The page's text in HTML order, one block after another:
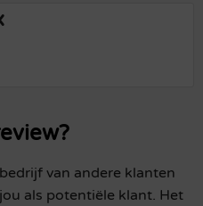
van andere klanten
als potentiële klant. Het